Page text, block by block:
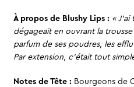
À propos de Blushy Lips : «
dégageait en ouvrant la
parfum de ses poudres, les
Par extension, c’était tout
Notes de Tête :Bourgeons de